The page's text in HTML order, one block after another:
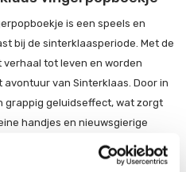
is een speels en
bij de sinterklaasperiode. Met de
tot leven en worden
van Sinterklaas. Door in
grappig geluidseffect, wat zorgt
handjes en nieuwsgierige